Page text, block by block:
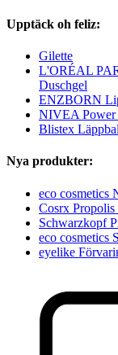
Upptäck oh feliz:
Gilette
L'ORÉAL
Duschgel
ENZBORN
NIVEA Power
Blistex
Nya produkter:
eco cosmetics
Cosrx
Schwarzkopf
eco cosmetics
eyelike